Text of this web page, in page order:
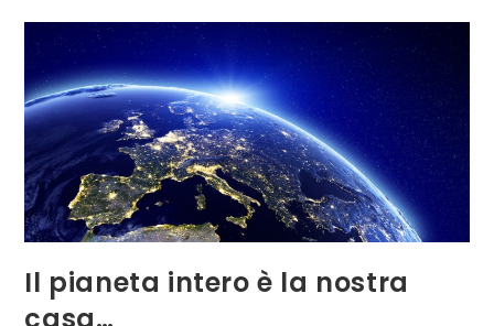
Il pianeta intero è la nostra
casa…